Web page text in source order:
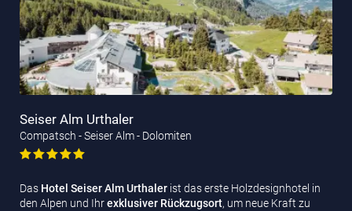
Seiser Alm Urthaler
Compatsch - Seiser Alm - Dolomiten
Das Hotel Seiser Alm Urthaler ist das erste Holzdesignhotel in
den Alpen und Ihrexklusiver Rückzugsort, um neue Kraft zu